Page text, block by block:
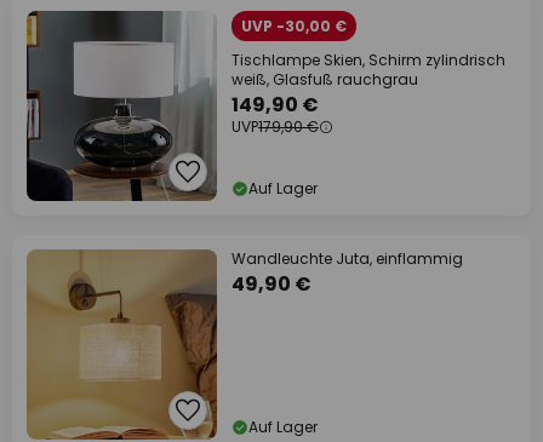
UVP -30,00 €
Tischlampe Skien, Schirm zylindrisch
weiß, Glasfuß rauchgrau
149,90 €
UVP179,90 €
Auf Lager
Wandleuchte Juta, einflammig
49,90 €
Auf Lager